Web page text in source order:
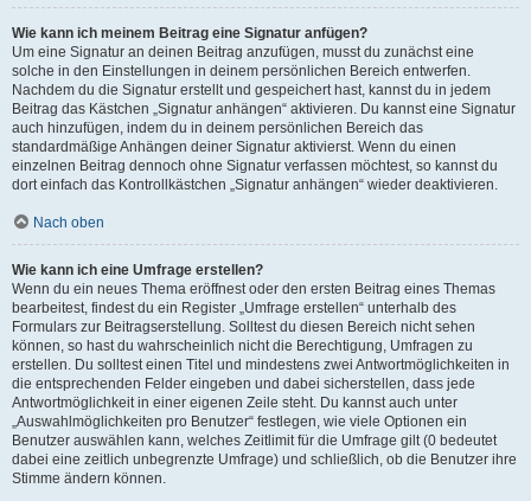
Wie kann ich meinem Beitrag eine Signatur anfügen?
Um eine Signatur an deinen Beitrag anzufügen, musst du zunächst eine
solche in den Einstellungen in deinem persönlichen Bereich entwerfen.
Nachdem du die Signatur erstellt und gespeichert hast, kannst du in jedem
Beitrag das Kästchen „Signatur anhängen“ aktivieren. Du kannst eine Signatur
auch hinzufügen, indem du in deinem persönlichen Bereich das
standardmäßige Anhängen deiner Signatur aktivierst. Wenn du einen
einzelnen Beitrag dennoch ohne Signatur verfassen möchtest, so kannst du
dort einfach das Kontrollkästchen „Signatur anhängen“ wieder deaktivieren.
Nach oben
Wie kann ich eine Umfrage erstellen?
Wenn du ein neues Thema eröffnest oder den ersten Beitrag eines Themas
bearbeitest, findest du ein Register „Umfrage erstellen“ unterhalb des
Formulars zur Beitragserstellung. Solltest du diesen Bereich nicht sehen
können, so hast du wahrscheinlich nicht die Berechtigung, Umfragen zu
erstellen. Du solltest einen Titel und mindestens zwei Antwortmöglichkeiten in
die entsprechenden Felder eingeben und dabei sicherstellen, dass jede
Antwortmöglichkeit in einer eigenen Zeile steht. Du kannst auch unter
„Auswahlmöglichkeiten pro Benutzer“ festlegen, wie viele Optionen ein
Benutzer auswählen kann, welches Zeitlimit für die Umfrage gilt (0 bedeutet
dabei eine zeitlich unbegrenzte Umfrage) und schließlich, ob die Benutzer ihre
Stimme ändern können.